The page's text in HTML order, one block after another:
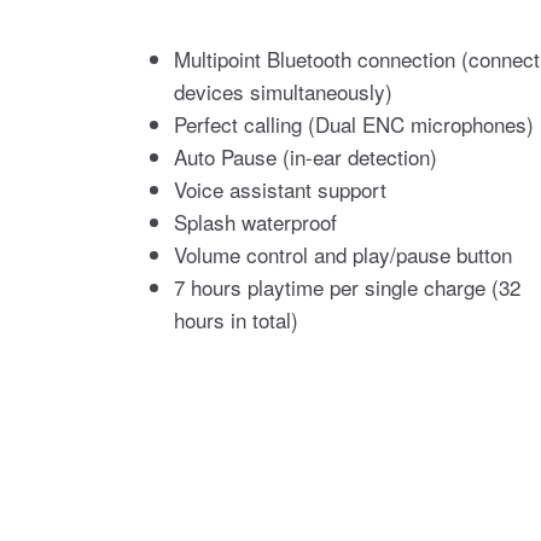
Multipoint Bluetooth connection
devices simultaneously)
Perfect calling (Dual ENC microphones)
Auto Pause (in-ear detection)
Voice assistant support
Splash waterproof
Volume control and play/pause button
7 hours playtime per single charge (32
hours in total)